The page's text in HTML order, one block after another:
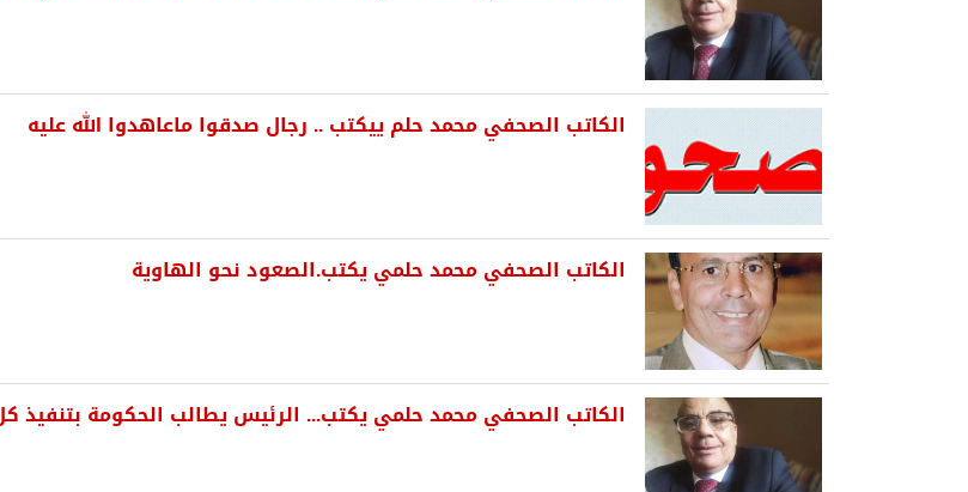
الكاتب الصحفي محمد حلم ييكتب .. رجال صدقوا ماعاهدوا الله عليه
الكاتب الصحفي محمد حلمي يكتب.الصعود نحو الهاوية
الكاتب الصحفي محمد حلمي يكتب... الرئيس يطالب الحكومة بتنفيذ